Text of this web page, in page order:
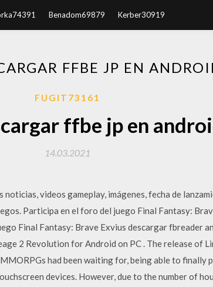
Benadom69879 Kerber30919
FFBE JP EN
FUGIT73161
ffbe jp en
14.03.2021
videos gameplay, imágenes, fecha de
Participa en el foro del juego Final Fantasy:
Final Fantasy: Brave Exvius descargar fbreader
2 Revolution for Android on PC . The release of
had been waiting for, being able to finally
devices. However, due to the number of